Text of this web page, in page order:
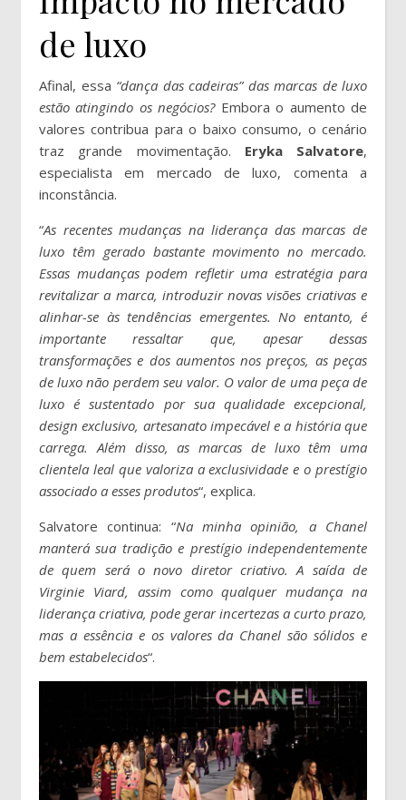
de luxo
Afinal, essa “dança das cadeiras” das marcas de luxo
estão atingindo os negócios?Embora o aumento de
valores contribua para o baixo consumo, o cenário
traz grande movimentação. Eryka Salvatore,
especialista em mercado de luxo, comenta a
inconstância.
“As recentes mudanças na liderança das marcas de
luxo têm gerado bastante movimento no mercado.
Essas mudanças podem refletir uma estratégia para
revitalizar a marca, introduzir novas visões criativas e
alinhar-se às tendências emergentes. No entanto, é
importante ressaltar que, apesar dessas
transformações e dos aumentos nos preços, as peças
de luxo não perdem seu valor. O valor de uma peça de
luxo é sustentado por sua qualidade excepcional,
design exclusivo, artesanato impecável e a história que
carrega. Além disso, as marcas de luxo têm uma
clientela leal que valoriza a exclusividade e o prestígio
associado a esses produtos“, explica.
Salvatore continua: “Na minha opinião, a Chanel
manterá sua tradição e prestígio independentemente
de quem será o novo diretor criativo. A saída de
Virginie Viard, assim como qualquer mudança na
liderança criativa, pode gerar incertezas a curto prazo,
mas a essência e os valores da Chanel são sólidos e
bem estabelecidos“.